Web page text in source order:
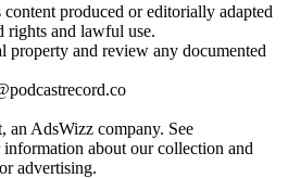
produced or editorially adapted
rights and lawful use.
property and review any documented
an AdsWizz company. See
about our collection and
advertising.